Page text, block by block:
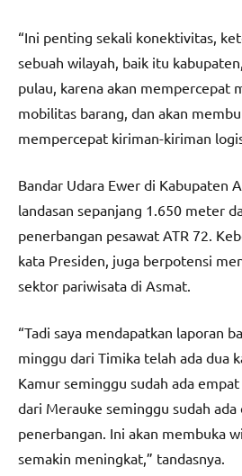
“Ini penting sekali konektivitas,
sebuah wilayah, baik itu
pulau, karena akan mempercepat
mobilitas barang, dan akan
mempercepat kiriman-kiriman
Bandar Udara Ewer di Kabupaten
landasan sepanjang 1.650 meter
penerbangan pesawat ATR 72.
kata Presiden, juga berpotensi
sektor pariwisata di Asmat.
“Tadi saya mendapatkan laporan
minggu dari Timika telah ada dua
Kamur seminggu sudah ada
dari Merauke seminggu sudah ada
penerbangan. Ini akan membuka
semakin meningkat,” tandasnya.